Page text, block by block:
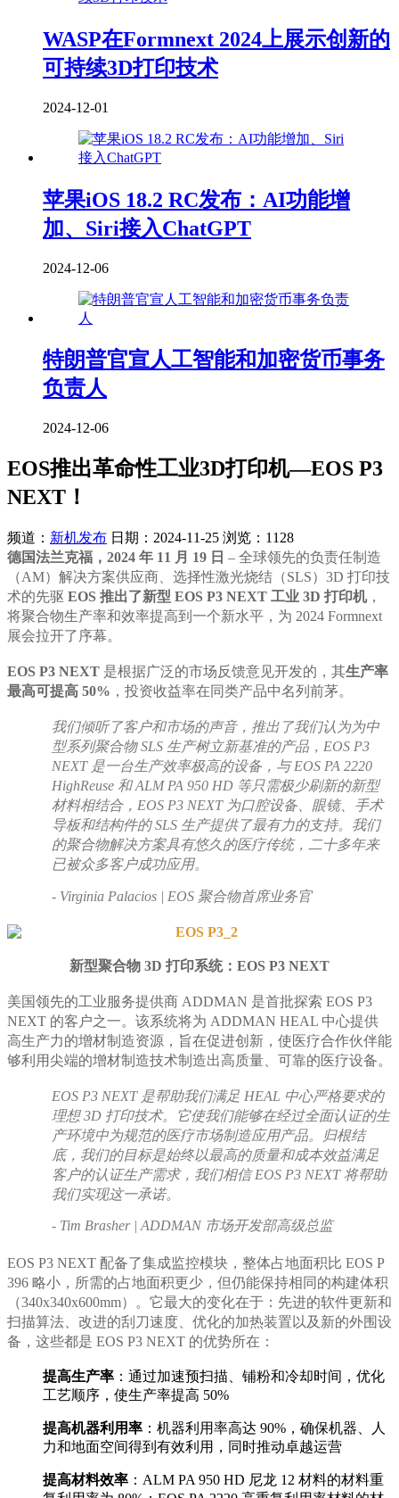
WASP在Formnext 2024上展示创新的
可持续3D打印技术
2024-12-01
苹果iOS 18.2 RC发布：AI功能增
加、Siri接入ChatGPT
2024-12-06
特朗普官宣人工智能和加密货币事务
负责人
2024-12-06
EOS推出革命性工业3D打印机—EOS P3
NEXT！
频道： 新机发布 日期： 2024-11-25 浏览：1128
德国法兰克福，2024 年 11 月 19 日 – 全球领先的负责任制造
（AM）解决方案供应商、选择性激光烧结（SLS）3D 打印技
术的先驱 EOS 推出了新型 EOS P3 NEXT 工业 3D 打印机，
将聚合物生产率和效率提高到一个新水平，为 2024 Formnext
展会拉开了序幕。
EOS P3 NEXT 是根据广泛的市场反馈意见开发的，其生产率
最高可提高 50% ，投资收益率在同类产品中名列前茅。
我们倾听了客户和市场的声音，推出了我们认为为中
型系列聚合物 SLS 生产树立新基准的产品，EOS P3
NEXT 是一台生产效率极高的设备，与 EOS PA 2220
HighReuse 和 ALM PA 950 HD 等只需极少刷新的新型
材料相结合，EOS P3 NEXT 为口腔设备、眼镜、手术
导板和结构件的 SLS 生产提供了最有力的支持。我们
的聚合物解决方案具有悠久的医疗传统，二十多年来
已被众多客户成功应用。
- Virginia Palacios | EOS 聚合物首席业务官
新型聚合物 3D 打印系统：EOS P3 NEXT
美国领先的工业服务提供商 ADDMAN 是首批探索 EOS P3
NEXT 的客户之一。该系统将为 ADDMAN HEAL 中心提供
高生产力的增材制造资源，旨在促进创新，使医疗合作伙伴能
够利用尖端的增材制造技术制造出高质量、可靠的医疗设备。
EOS P3 NEXT 是帮助我们满足 HEAL 中心严格要求的
理想 3D 打印技术。它使我们能够在经过全面认证的生
产环境中为规范的医疗市场制造应用产品。归根结
底，我们的目标是始终以最高的质量和成本效益满足
客户的认证生产需求，我们相信 EOS P3 NEXT 将帮助
我们实现这一承诺。
- Tim Brasher | ADDMAN 市场开发部高级总监
EOS P3 NEXT 配备了集成监控模块，整体占地面积比 EOS P
396 略小，所需的占地面积更少，但仍能保持相同的构建体积
（340x340x600mm）。它最大的变化在于：先进的软件更新和
扫描算法、改进的刮刀速度、优化的加热装置以及新的外围设
备，这些都是 EOS P3 NEXT 的优势所在：
提高生产率 ：通过加速预扫描、铺粉和冷却时间，优化
工艺顺序，使生产率提高 50%
提高机器利用率 ：机器利用率高达 90%，确保机器、人
力和地面空间得到有效利用，同时推动卓越运营
提高材料效率 ：ALM PA 950 HD 尼龙 12 材料的材料重